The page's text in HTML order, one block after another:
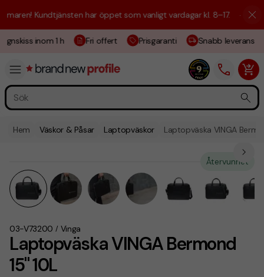
Kundtjänsten har öppet som vanligt vardagar kl. 8–17. ☀️ Vi är
inom 1 h Fri offert Prisgaranti Snabb leverans
Hem Väskor & Påsar Laptopväskor Laptopväska VINGA
Laptopväska VINGA Bermond
15" 10L
03-V73200 / Vinga
Återvunnet